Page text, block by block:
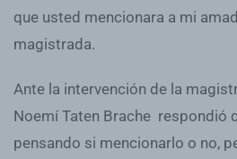
que usted mencionara a mi
magistrada.
Ante la intervención de la
Noemí Taten Brache respondió
pensando si mencionarlo o no,